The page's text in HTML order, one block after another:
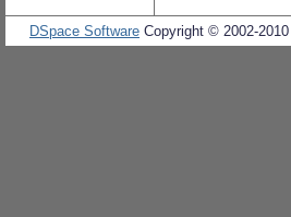
DSpace Software Copyright © 2002-2010